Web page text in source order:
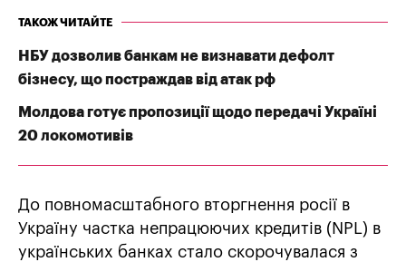
ТАКОЖ ЧИТАЙТЕ
НБУ дозволив банкам не визнавати дефолт
бізнесу, що постраждав від атак рф
Молдова готує пропозиції щодо передачі Україні
20 локомотивів
До повномасштабного вторгнення росії в
Україну частка непрацюючих кредитів (NPL) в
українських банках стало скорочувалася з